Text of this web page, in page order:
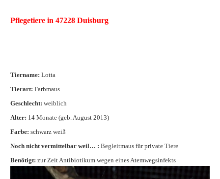
Pflegetiere in 47228 Duisburg
Tiername:Lotta
Tierart:Farbmaus
Geschlecht:weiblich
Alter: 14 Monate (geb. August 2013)
Farbe:schwarz weiß
Noch nicht vermittelbar weil… :Begleitmaus für private Tiere
Benötigt: zur Zeit Antibiotikum wegen eines Atemwegsinfekts